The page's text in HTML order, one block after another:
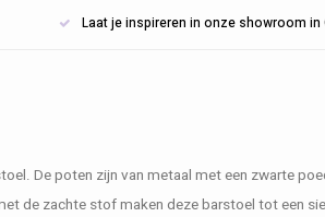
Laat je inspireren in onze showroom in
De poten zijn van metaal met een zwarte
de zachte stof maken deze barstoel tot een